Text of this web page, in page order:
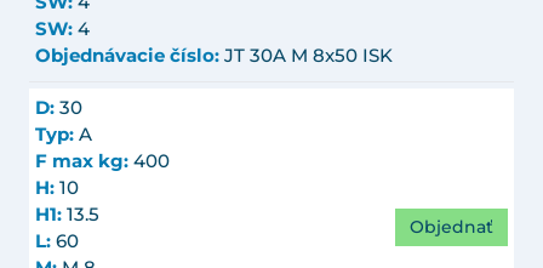
SW: 4
Objednávacie číslo: JT 30A M 8x50 ISK
D: 30
Typ: A
F max kg: 400
H: 10
H1: 13.5
L: 60
Objednať